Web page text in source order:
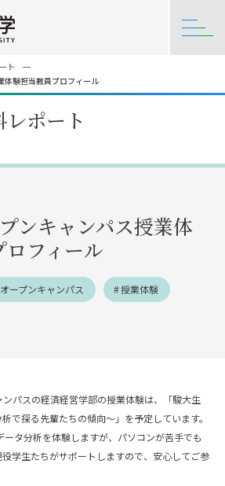
ト
体験担当教員プロフィール
ポート
ンキャンパス授業体
フィール
オープンキャンパス 授業体験
パスの経済経営学部の授業体験は、「駿大生
で探る先輩たちの傾向～」を予定しています。
ータ分析を体験しますが、パソコンが苦手でも
学生たちがサポートしますので、安心してご参